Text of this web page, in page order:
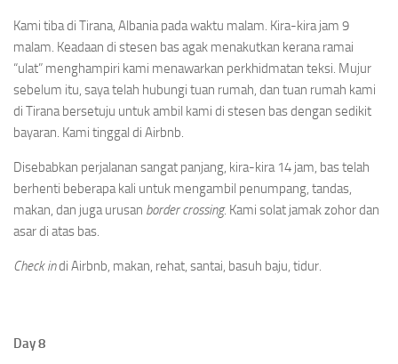
Kami tiba di Tirana, Albania pada waktu malam. Kira-kira jam 9
malam. Keadaan di stesen bas agak menakutkan kerana ramai
“ulat” menghampiri kami menawarkan perkhidmatan teksi. Mujur
sebelum itu, saya telah hubungi tuan rumah, dan tuan rumah kami
di Tirana bersetuju untuk ambil kami di stesen bas dengan sedikit
bayaran. Kami tinggal di Airbnb.
Disebabkan perjalanan sangat panjang, kira-kira 14 jam, bas telah
berhenti beberapa kali untuk mengambil penumpang, tandas,
makan, dan juga urusan border crossing. Kami solat jamak zohor dan
asar di atas bas.
Check indi Airbnb, makan, rehat, santai, basuh baju, tidur.
Day 8